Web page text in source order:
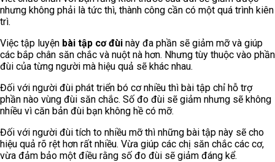
nhưng không phải là tức thì, thành công cần có một quá trình kiên
trì.
Việc tập luyện bài tập cơ đùi này đa phần sẽ giảm mỡ và giúp
các bắp chân săn chắc và nuột nà hơn. Nhưng tùy thuộc vào phần
đùi của từng người mà hiệu quả sẽ khác nhau.
Đối với người đùi phát triển bó cơ nhiều thì bài tập chỉ hỗ trợ
phần nào vùng đùi săn chắc. Số đo đùi sẽ giảm nhưng sẽ không
nhiều vì căn bản đùi bạn không hề có mỡ.
Đối với người đùi tích to nhiều mỡ thì những bài tập này sẽ cho
hiệu quả rõ rệt hơn rất nhiều. Vừa giúp các chị săn chắc các cơ,
vừa đảm bảo một điều rằng số đo đùi sẽ giảm đáng kể.